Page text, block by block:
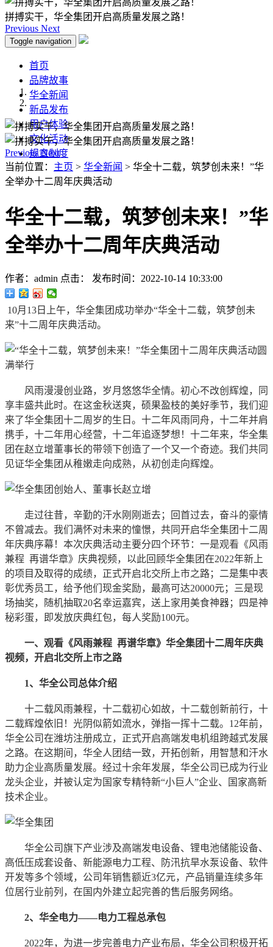
拼搏实干，华全集团开启高质量发展之路！
Previous Next
Toggle navigation
首页
品牌故事
华全新闻
新品发布
用户体验
文化活动
规章制度
Previous Next
当前位置： 主页 > 华全新闻 > 华全十二载，筑梦创未来！”华
全举办十二周年庆典活动
华全十二载，筑梦创未来！”华
全举办十二周年庆典活动
作者：admin 点击： 发布时间：2022-10-14 10:33:00
10月13日上午，华全集团成功举办“华全十二载，筑梦创未
来”十二周年庆典活动。
风雨漫漫创业路，岁月悠悠华全情。初心不改创辉煌，同
享丰盛共此时。在这金秋送爽，硕果盈枝的美好季节，我们迎
来了华全集团十二周岁的生日。十二年风雨同舟，十二年并肩
携手，十二年用心经营，十二年追逐梦想！十二年来，华全集
团在赵立增董事长的带领下创造了一个又一个奇迹。我们共同
见证华全集团从稚嫩走向成熟，从初创走向辉煌。
走过往昔，辛勤的汗水刚刚逝去；回首过去，奋斗的豪情
不曾减去。我们满怀对未来的憧憬，共同开启华全集团十二周
年庆典序幕！本次庆典活动主要分四个环节：一是观看《风雨
兼程 再谱华章》庆典视频，以此回顾华全集团在2022年新上
的项目及取得的成绩，正式开启北交所上市之路；二是集中表
彰优秀员工，给予他们现金奖励，最高可达20000元；三是现
场抽奖，随机抽取20名幸运嘉宾，送上家用美食神器；四是神
秘彩蛋，即发放庆典红包，每人奖励100元。
一、观看《风雨兼程 再谱华章》华全集团十二周年庆典
视频，开启北交所上市之路
1、华全公司总体介绍
十二载风雨兼程，十二载初心如故，十二载创新前行，十
二载辉煌依旧！光阴似箭如流水，弹指一挥十二载。12年前，
华全公司在潍坊注册成立，正式开启高端发电机组跨越式发展
之路。在这期间，华全人团结一致，开拓创新，用智慧和汗水
助力企业高质量发展。经过十余年发展，华全公司已成为行业
龙头企业，并被认定为国家专精特新“小巨人”企业、国家高新
技术企业。
华全公司旗下产业涉及高端发电设备、锂电池储能设备、
高低压成套设备、新能源电力工程、防汛抗旱水泵设备、软件
开发等多个领域，公司年销售额近3亿元，产品销量连续多年
位居行业前列，在国内外建立起完善的售后服务网络。
2、华全电力——电力工程总承包
2022年，为进一步完善电力产业布局，华全公司积极开拓